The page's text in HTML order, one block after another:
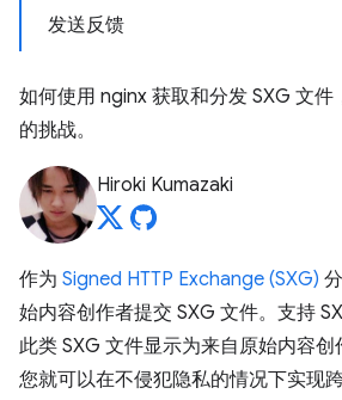
发送反馈
如何使用 nginx 获取和分发 SXG 文件
的挑战。
Hiroki Kumazaki
作为 Signed HTTP Exchange (SXG)
始内容创作者提交 SXG 文件。支持
此类 SXG 文件显示为来自原始内容创
您就可以在不侵犯隐私的情况下实现